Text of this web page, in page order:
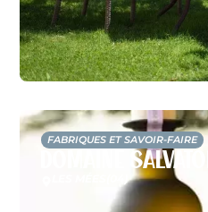
FABRIQUES ET SAVOIR-FAIRE
Domaine Salvator
(04)